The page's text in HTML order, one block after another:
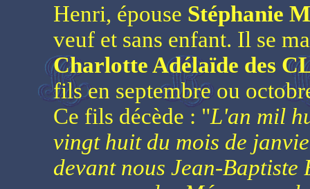
Henri, épouse Stéphanie
veuf et sans enfant. Il se
Charlotte Adélaïde des
fils en septembre ou
Ce fils décède : "L'an mil
vingt huit du mois de
devant nous Jean-